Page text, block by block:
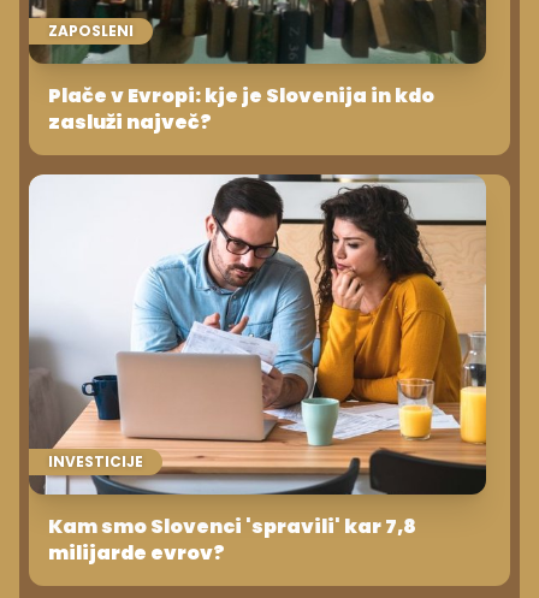
ZAPOSLENI
Plače v Evropi: kje je Slovenija in kdo
zasluži največ?
INVESTICIJE
Kam smo Slovenci 'spravili' kar 7,8
milijarde evrov?